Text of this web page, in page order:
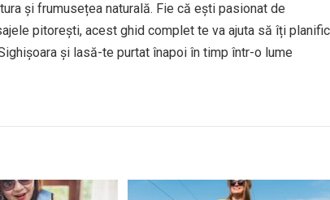
și frumusețea naturală. Fie că ești pasionat de
pitorești, acest ghid complet te va ajuta să îți
și lasă-te purtat înapoi în timp într-o lume